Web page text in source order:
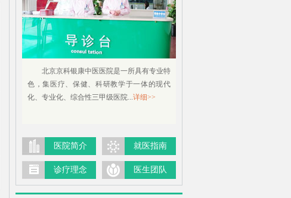
北京京科银康中医医院是一所具有专业特
色，集医疗、保健、科研教学于一体的现代
化、专业化、综合性三甲级医院...详细>>
医院简介 就医指南
诊疗理念 医生团队